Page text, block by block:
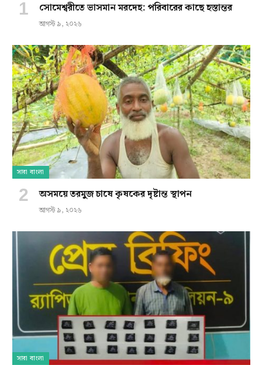
সোমেশ্বরীতে ভাসমান মরদেহ: পরিবারের কাছে হস্তান্তর
আগস্ট ৯, ২০২৬
সারা বাংলা
অসময়ে তরমুজ চাষে কৃষকের দৃষ্টান্ত স্থাপন
আগস্ট ৯, ২০২৬
সারা বাংলা